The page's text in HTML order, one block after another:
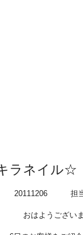
ラネイル☆
20111206 担当
おはようござい